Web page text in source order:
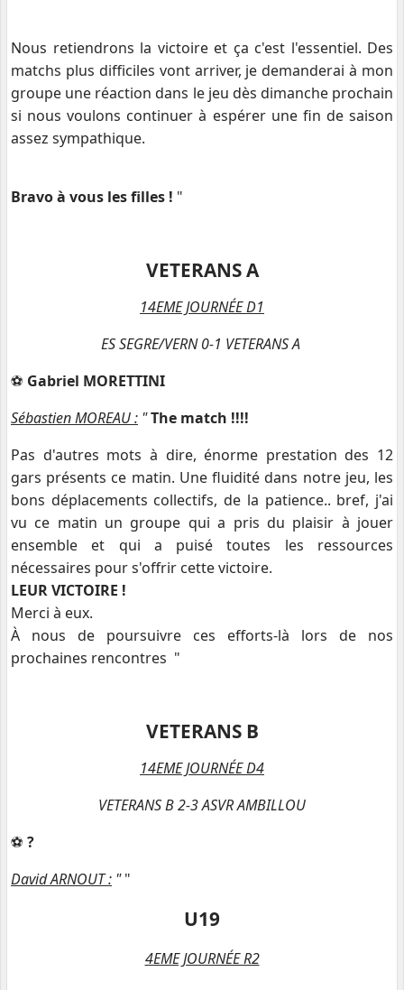
Nous retiendrons la victoire et ça c'est l'essentiel. Des
matchs plus difficiles vont arriver, je demanderai à mon
groupe une réaction dans le jeu dès dimanche prochain
si nous voulons continuer à espérer une fin de saison
assez sympathique.
Bravo à vous les filles ! "
VETERANS A
14EME JOURNÉE D1
ES SEGRE/VERN 0-1 VETERANS A
⚽️ Gabriel MORETTINI
Sébastien MOREAU : "The match !!!!
Pas d'autres mots à dire, énorme prestation des 12
gars présents ce matin. Une fluidité dans notre jeu, les
bons déplacements collectifs, de la patience.. bref, j'ai
vu ce matin un groupe qui a pris du plaisir à jouer
ensemble et qui a puisé toutes les ressources
nécessaires pour s'offrir cette victoire.
LEUR VICTOIRE !
Merci à eux.
À nous de poursuivre ces efforts-là lors de nos
prochaines rencontres "
VETERANS B
14EME JOURNÉE D4
VETERANS B 2-3 ASVR AMBILLOU
⚽️ ?
David ARNOUT : ""
U19
4EME JOURNÉE R2